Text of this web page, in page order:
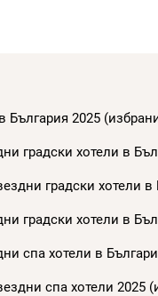
България 2025
градски хотели в
градски хотели
градски хотели в
спа хотели в
спа хотели 2025